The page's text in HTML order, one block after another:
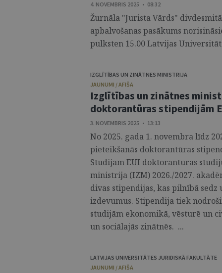
4. NOVEMBRIS 2025 • 08:32
Žurnāla "Jurista Vārds"
apbalvošanas pasākums
pulksten 15.00 Latvijas
IZGLĪTĪBAS UN ZINĀTNES MINISTRIJA
JAUNUMI / AFIŠA
Izglītības un zinātnes
doktorantūras stipendijām
3. NOVEMBRIS 2025 • 13:13
No 2025. gada 1. novembra līdz
pieteikšanās doktorantūras
Studijām EUI doktorantūras
ministrija (IZM) 2026./2027.
divas stipendijas, kas pilnībā sedz
izdevumus. Stipendija tiek
studijām ekonomikā, vēsturē un
un sociālajās zinātnēs. ...
LATVIJAS UNIVERSITĀTES JURIDISKĀ FAKULTĀTE
JAUNUMI / AFIŠA